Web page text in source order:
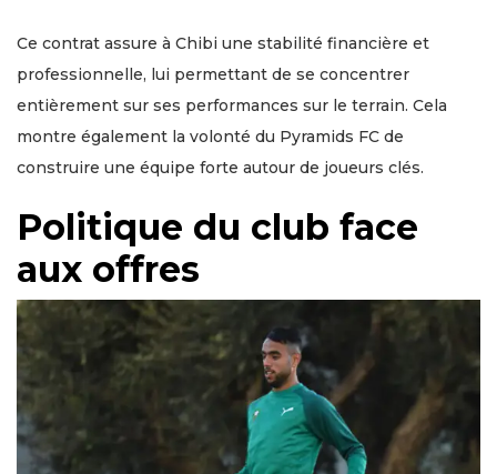
Ce contrat assure à Chibi une stabilité financière et
professionnelle, lui permettant de se concentrer
entièrement sur ses performances sur le terrain. Cela
montre également la volonté du Pyramids FC de
construire une équipe forte autour de joueurs clés.
Politique du club face
aux offres